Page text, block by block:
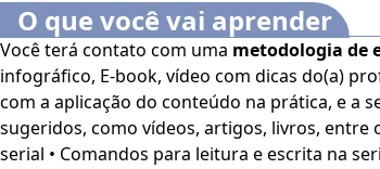
O que você vai aprender
Você terá contato com uma metodologia de
infográfico, E-book, vídeo com dicas do(a)
com a aplicação do conteúdo na prática, e a
sugeridos, como vídeos, artigos, livros, entre outros. • Características da
serial • Comandos para leitura e escrita na